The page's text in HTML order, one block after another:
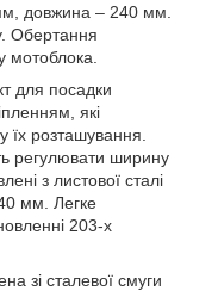
довжина – 240 мм.
Обертання
мотоблока.
для посадки
які
їх розташування.
регулювати ширину
з листової сталі
мм. Легке
203-х
зі сталевої смуги